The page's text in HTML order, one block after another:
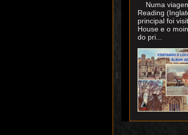
Numa
Reading
principal foi
House e o
do pri...